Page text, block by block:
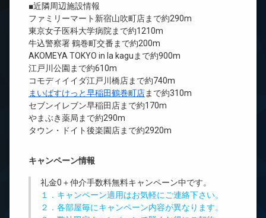
■近隣周辺施設情報
ファミリーマート新宿山吹町店まで約290m
東京女子医科大学病院まで約1210m
牛込警察署 鶴巻町交番まで約200m
AKOMEYA TOKYO in la kaguまで約900m
江戸川公園まで約610m
コモディイイダ江戸川橋店まで約740m
まいばすけっと早稲田鶴巻町店まで約310m
セブンイレブン早稲田店まで約170m
やまぶき薬局まで約290m
タウン・ドイト後楽園店まで約2920m
キャンペーン情報
礼金0 ＋仲介手数料無料キャンペーン中です。
１．キャンペーン適用はお気軽にご連絡下さい。
２．各部屋毎にキャンペーン内容が異なります。